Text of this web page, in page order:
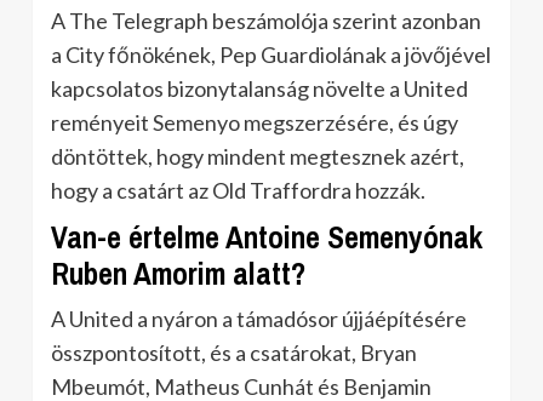
A The Telegraph beszámolója szerint azonban
a City főnökének, Pep Guardiolának a jövőjével
kapcsolatos bizonytalanság növelte a United
reményeit Semenyo megszerzésére, és úgy
döntöttek, hogy mindent megtesznek azért,
hogy a csatárt az Old Traffordra hozzák.
Van-e értelme Antoine Semenyónak
Ruben Amorim alatt?
A United a nyáron a támadósor újjáépítésére
összpontosított, és a csatárokat, Bryan
Mbeumót, Matheus Cunhát és Benjamin